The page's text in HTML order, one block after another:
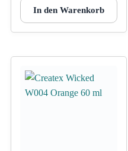
In den Warenkorb